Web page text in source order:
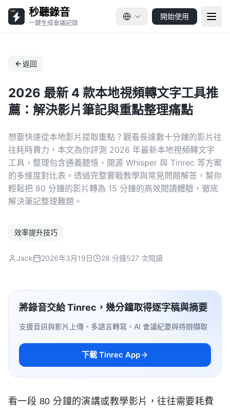
秒聽錄音
一鍵生成會議記錄
開始使用
返回
2026 最新 4 款本地視頻轉文字工具推
薦：解決影片筆記與重點整理痛點
想要快速從本地影片提取重點？觀看長達數十分鐘的影片往
往耗時費力，本文為你評測 2026 年最新本地視頻轉文字
工具，整理包含通義聽悟、開源 Whisper 與 Tinrec 等方案
的多維度對比表。透過完整實戰教學與常見問題解答，幫你
輕鬆把 80 分鐘的影片轉為 15 分鐘的高效閱讀體驗，徹底
解決筆記整理難題。
效率提升技巧
Jack 2026年3月19日 28 分鐘527 次閱讀
將錄音交給 Tinrec，幾分鐘取得逐字稿與摘要
支援音訊與影片上傳、多語言轉寫、AI 會議紀要與待辦擷取
下載 Tinrec App
看一段 80 分鐘的演講或教學影片，往往需要耗費